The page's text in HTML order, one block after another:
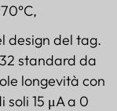
design del tag.
standard da
longevità con
15 μA a 0